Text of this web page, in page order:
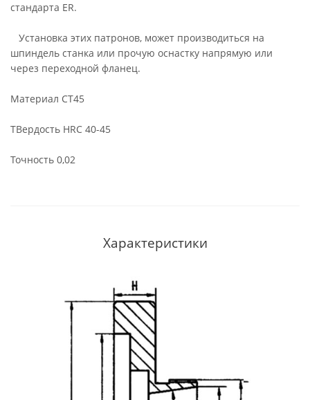
стандарта ER.
Установка этих патронов, может производиться на
шпиндель станка или прочую оснастку напрямую или
через переходной фланец.
Материал СТ45
ТВердость HRC 40-45
Точность 0,02
Характеристики